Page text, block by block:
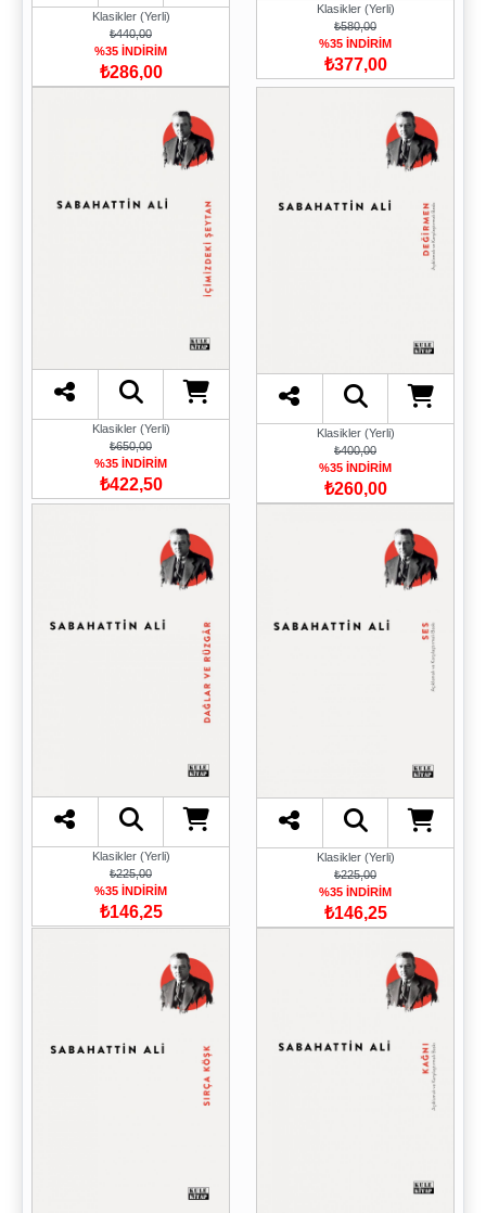
Klasikler (Yerli)
₺440,00
%35 İNDİRİM
₺286,00
Klasikler (Yerli)
₺580,00
%35 İNDİRİM
₺377,00
Klasikler (Yerli)
₺650,00
%35 İNDİRİM
₺422,50
Klasikler (Yerli)
₺400,00
%35 İNDİRİM
₺260,00
Klasikler (Yerli)
₺225,00
%35 İNDİRİM
₺146,25
Klasikler (Yerli)
₺225,00
%35 İNDİRİM
₺146,25